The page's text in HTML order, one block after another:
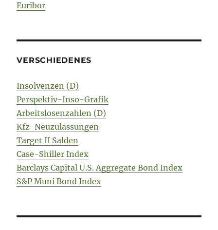
Euribor
VERSCHIEDENES
Insolvenzen (D)
Perspektiv-Inso-Grafik
Arbeitslosenzahlen (D)
Kfz-Neuzulassungen
Target II Salden
Case-Shiller Index
Barclays Capital U.S. Aggregate Bond Index
S&P Muni Bond Index